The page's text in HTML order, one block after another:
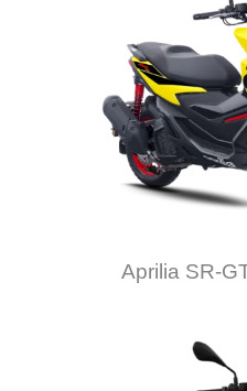
Aprilia SR-